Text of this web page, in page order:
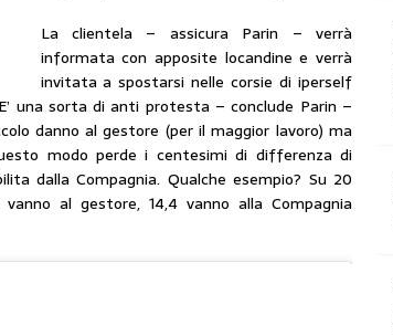
La clientela – assicura Parin – verrà
informata con apposite locandine e verrà
invitata a spostarsi nelle corsie di iperself
una sorta di anti protesta – conclude Parin –
danno al gestore (per il maggior lavoro) ma
modo perde i centesimi di differenza di
dalla Compagnia. Qualche esempio? Su 20
al gestore, 14,4 vanno alla Compagnia